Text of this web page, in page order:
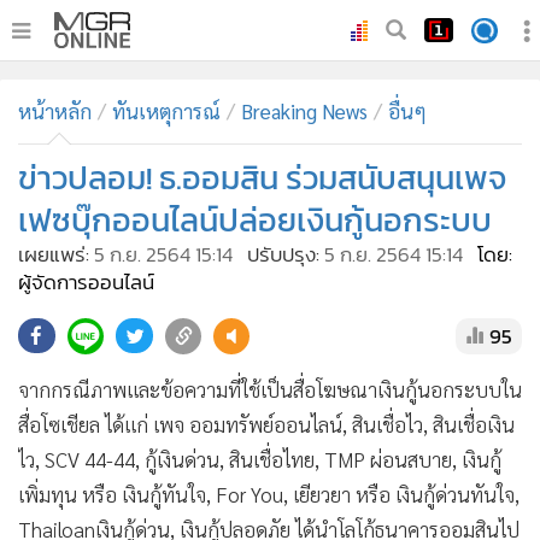
ทันเหตุการณ์
• ภาคใต้
ภูมิภาค
Online Section
• บันเทิง
• ผู้จัดการรายวัน
• คอลัมนิสต์
• ละคร
• CbizReview
• Cyber BIZ
• ผู้จัดกวน
หน้าหลัก ทันเหตุการณ์ Breaking News อื่นๆ
ข่าวปลอม! ธ.ออมสิน ร่วมสนับสนุนเพจ
เฟซบุ๊กออนไลน์ปล่อยเงินกู้นอกระบบ
เผยแพร่:5 ก.ย. 2564 15:14 ปรับปรุง:5 ก.ย. 2564 15:14 โดย:
ผู้จัดการออนไลน์
95
จากกรณีภาพและข้อความที่ใช้เป็นสื่อโฆษณาเงินกู้นอกระบบใน
สื่อโซเชียล ได้แก่ เพจ ออมทรัพย์ออนไลน์, สินเชื่อไว, สินเชื่อเงิน
ไว, SCV 44-44, กู้เงินด่วน, สินเชื่อไทย, TMP ผ่อนสบาย, เงินกู้
เพิ่มทุน หรือ เงินกู้ทันใจ, For You, เยียวยา หรือ เงินกู้ด่วนทันใจ,
Thailoanเงินกู้ด่วน, เงินกู้ปลอดภัย ได้นำโลโก้ธนาคารออมสินไป